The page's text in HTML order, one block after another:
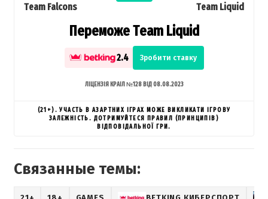
Team Falcons
Переможе Team Liquid
2.4 Зробити ставку
Team Liquid
ЛІЦЕНЗІЯ КРАІЛ №128 ВІД 08.08.2023
(21+). УЧАСТЬ В АЗАРТНИХ ІГРАХ МОЖЕ ВИКЛИКАТИ ІГРОВУ
ЗАЛЕЖНІСТЬ. ДОТРИМУЙТЕСЯ ПРАВИЛ (ПРИНЦИПІВ)
ВІДПОВІДАЛЬНОЇ ГРИ.
Связанные темы: